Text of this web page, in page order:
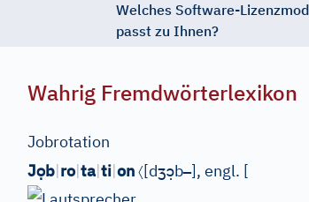
Welches Software-
passt zu Ihnen?
Wahrig Fremdwörterlexikon
Jobrotation
Jọb|ro|ta|ti|on〈[dʒɔ̣b–], engl. [